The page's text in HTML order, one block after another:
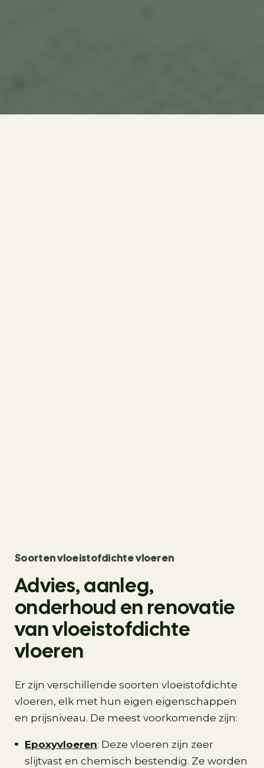
Soorten vloeistofdichte vloeren
Advies, aanleg,
onderhoud en renovatie
van vloeistofdichte
vloeren
Er zijn verschillende soorten vloeistofdichte
vloeren, elk met hun eigen eigenschappen
en prijsniveau. De meest voorkomende zijn:
Epoxyvloeren: Deze vloeren zijn zeer
slijtvast en chemisch bestendig. Ze worden